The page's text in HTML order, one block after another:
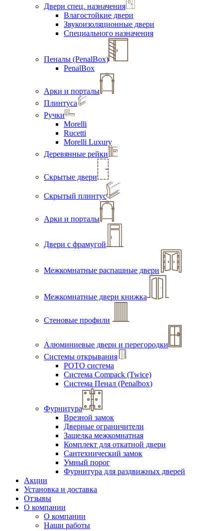
Двери спец. назначения
Влагостойкие двери
Звукоизоляционные двери
Специального назначения
Пеналы (PenalBox)
PenalBox
Арки и порталы
Плинтуса
Ручки
Morelli
Rucetti
Morelli Luxury
Деревянные рейки
Скрытые двери
Скрытый плинтус
Арки и порталы
Двери с фрамугой
Межкомнатные распашные двери
Межкомнатные двери книжка
Стеновые профили
Алюминиевые двери и перегородки
Системы открывания
РОТО система
Система Compack (Twice)
Система Пенал (Penalbox)
Фурнитура
Врезной замок
Дверные ограничители
Защелка межкомнатная
Комплект для откатной двери
Сантехнический замок
Умный порог
Фурнитура для раздвижных дверей
Акции
Установка и доставка
Отзывы
О компании
О компании
Наши работы